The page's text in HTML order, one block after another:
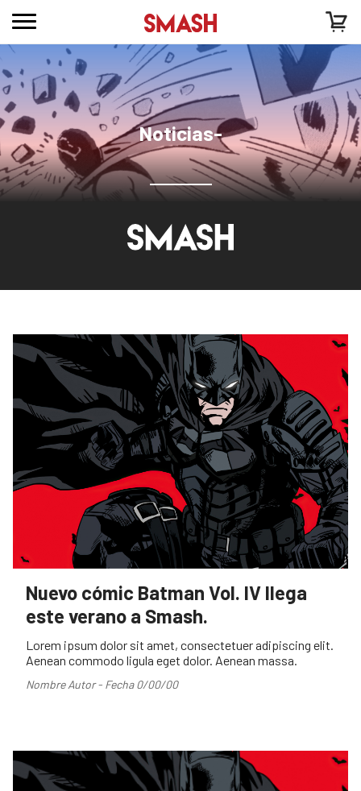
Noticias-
Nuevo cómic Batman Vol. IV llega
este verano a Smash.
Lorem ipsum dolor sit amet, consectetuer adipiscing elit.
Aenean commodo ligula eget dolor. Aenean massa.
Nombre Autor - Fecha 0/00/00